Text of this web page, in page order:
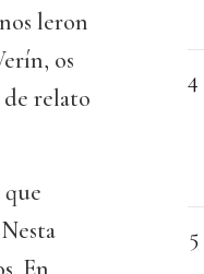
leron
os
de relato